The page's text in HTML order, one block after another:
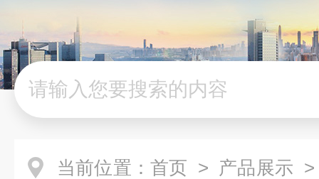
当前位置： 首页 > 产品展示